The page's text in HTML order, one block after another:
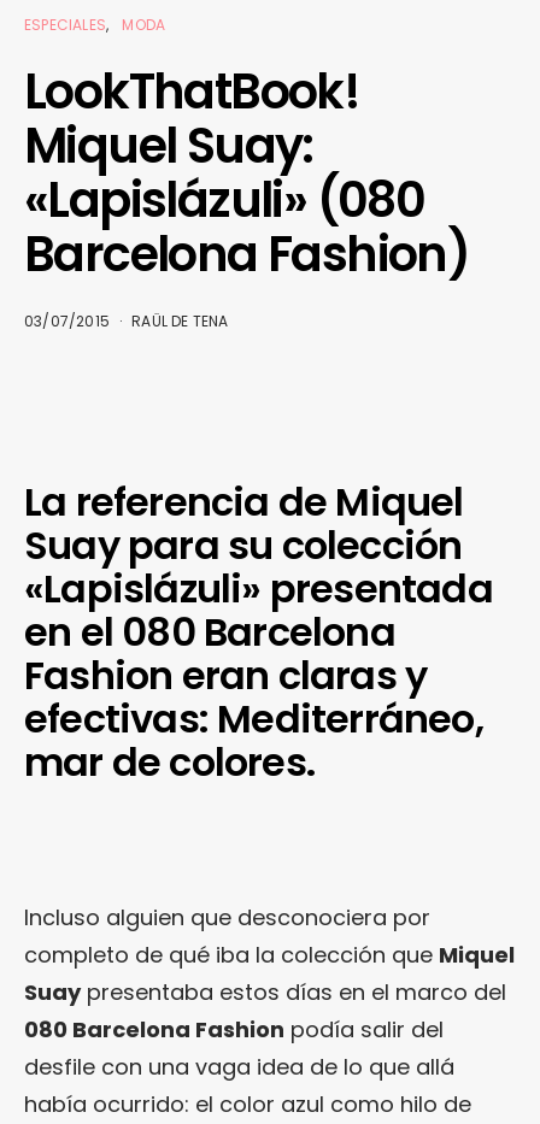
ESPECIALES MODA
LookThatBook!
Miquel Suay:
«Lapislázuli» (080
Barcelona Fashion)
03/07/2015 RAÜL DE TENA
La referencia de Miquel
Suay para su colección
«Lapislázuli» presentada
en el 080 Barcelona
Fashion eran claras y
efectivas: Mediterráneo,
mar de colores.
Incluso alguien que desconociera por
completo de qué iba la colección que Miquel
Suaypresentaba estos días en el marco del
080 Barcelona Fashion podía salir del
desfile con una vaga idea de lo que allá
había ocurrido: el color azul como hilo de